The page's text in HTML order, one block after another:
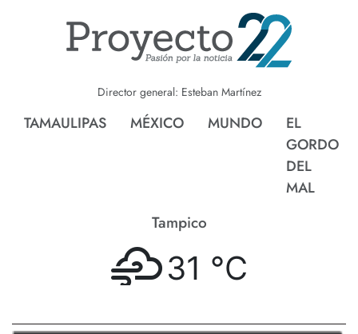
Director general: Esteban Martínez
TAMAULIPAS MÉXICO MUNDO
EL
GORDO
DEL
MAL
Tampico
31 °C